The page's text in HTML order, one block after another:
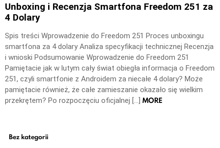
Unboxing i Recenzja Smartfona Freedom 251 za
4 Dolary
Spis treści Wprowadzenie do Freedom 251 Proces unboxingu
smartfona za 4 dolary Analiza specyfikacji technicznej Recenzja
i wnioski Podsumowanie Wprowadzenie do Freedom 251
Pamiętacie jak w lutym cały świat obiegła informacja o Freedom
251, czyli smartfonie z Androidem za niecałe 4 dolary? Może
pamiętacie również, że całe zamieszanie okazało się wielkim
przekrętem? Po rozpoczęciu oficjalnej […] MORE
Bez kategorii